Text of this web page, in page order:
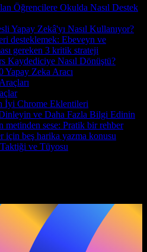
Öğrencilere Okulda Nasıl Destek
Yapay Zekâ'yı Nasıl Kullanıyor?
desteklemek: Ebeveyn ve
gereken 3 kritik strateji
Kaydediciye Nasıl Dönüştü?
Zeka Aracı
İyi Chrome Eklentileri
ve Daha Fazla Bilgi Edinin
metinden sese: Pratik bir rehber
için beş harika yazma konusu
ve Tüyosu